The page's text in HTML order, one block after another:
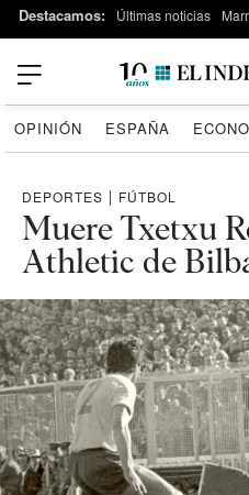
Destacamos: Últimas noticias
OPINIÓN ESPAÑA
DEPORTES | FÚTBOL
Muere Txetxu
Athletic de